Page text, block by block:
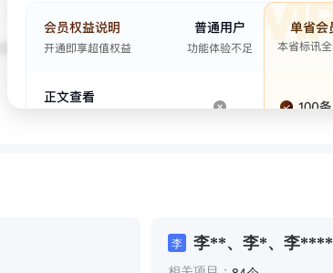
李 李**、李*、李****